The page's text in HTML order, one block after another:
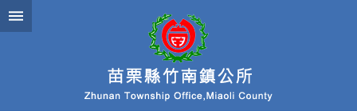
跳到主要內容區塊